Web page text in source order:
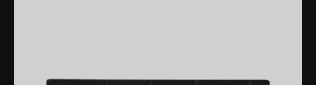
полягає у тому, що шкіра зберігає усі натуральні